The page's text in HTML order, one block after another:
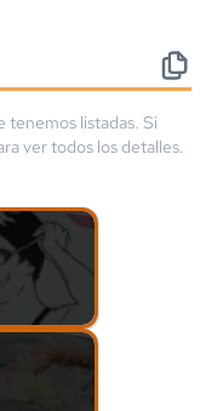
tenemos listadas. Si
ver todos los detalles.